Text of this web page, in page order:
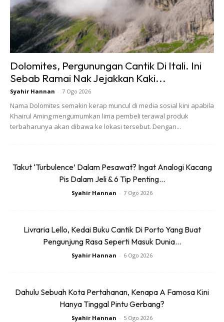
dengan khazanah alam semula jadi dan
budaya, lokasi di kawasan pergunungan dan
dihiasi hamparan tasik menjadikan Hallstatt
tersenarai dalam
bucket list kaki travel
.
Pengantin yang kakihikingboleh ambil
kesempatan untuk mendaki Gunung
Salzberg. Aktiviti atau tempat yang
pengantin boleh lakukan di sini adalah:
Bersiar-siar di Hallstatt’s Old Town and
Market Square
dan Skywalk
Bermain ski di Dachstein Salzkammergut
UNESCO World Heritage Site)
Meneroka gua Dachstein
Dolomites, Pergunungan Cantik Di Itali. Ini
Sebab Ramai Nak Jejakkan Kaki...
Syahir Hannan - 7 Ogo 2026
Nama Dolomites semakin kerap muncul di media sosial kini apabila
Khairul Aming mengumumkan lima pembeli terawal produk
terbaharunya akan dibawa ke lokasi tersebut. Dengan...
Takut ‘Turbulence’ Dalam Pesawat? Ingat Analogi Kacang
Pis Dalam Jeli & 6 Tip Penting...
Syahir Hannan - 7 Ogo 2026
Livraria Lello, Kedai Buku Cantik Di Porto Yang Buat
Pengunjung Rasa Seperti Masuk Dunia...
Syahir Hannan - 6 Ogo 2026
Dahulu Sebuah Kota Pertahanan, Kenapa A Famosa Kini
Hanya Tinggal Pintu Gerbang?
Syahir Hannan - 5 Ogo 2026